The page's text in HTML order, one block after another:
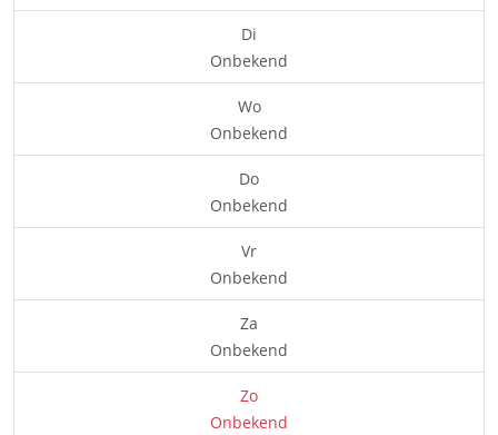
Di
Onbekend
Wo
Onbekend
Do
Onbekend
Vr
Onbekend
Za
Onbekend
Zo
Onbekend